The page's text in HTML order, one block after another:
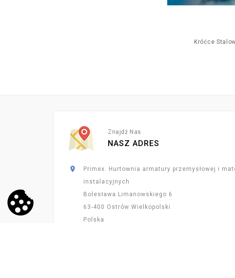
Króćce
Znajdź Nas
NASZ ADRES

Primex. Hurtownia armatury przemysłowej i
instalacyjnych
Bolesława Limanowskiego 6
63-400 Ostrów Wielkopolski
Polska